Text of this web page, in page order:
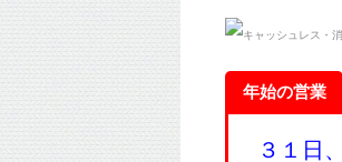
年始の営業
３１日